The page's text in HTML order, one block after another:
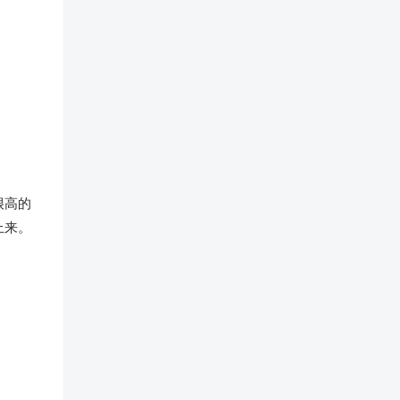
高的
。